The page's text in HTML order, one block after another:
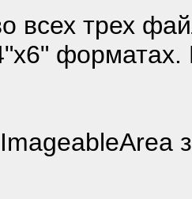
всех трех
форматах.